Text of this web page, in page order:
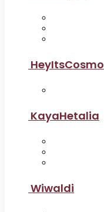
HeyItsCosmo
KayaHetalia
Wiwaldi